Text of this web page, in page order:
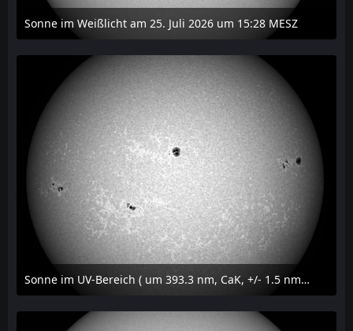
Sonne im Weißlicht am 25. Juli 2026 um 15:28 MESZ
27. Juli 2026 um 21:15
Sonne im UV-Bereich ( um 393.3 nm, CaK, +/- 1.5 nm) am 25. Juli 2026 um 15:32 MESZ
27. Juli 2026 um 20:32